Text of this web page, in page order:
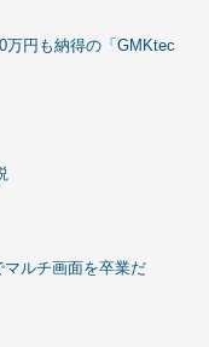
万円も納得の「GMKtec
ルチ画面を卒業だ